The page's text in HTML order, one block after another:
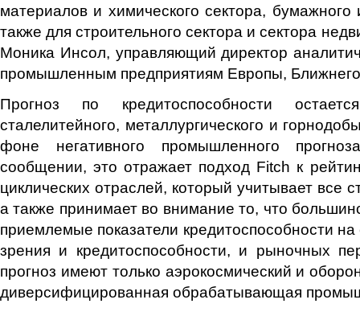
материалов и химического сектора, бумажного
также для строительного сектора и сектора
Моника Инсол, управляющий директор
промышленным предприятиям Европы,
Прогноз по кредитоспособности
сталелитейного, металлургического и
фоне негативного промышленного
сообщении, это отражает подход Fitch к
циклических отраслей, который учитывает все
а также принимает во внимание то, что
приемлемые показатели кредитоспособности
зрения и кредитоспособности, и рыночных
прогноз имеют только аэрокосмический и
диверсифицированная обрабатывающая